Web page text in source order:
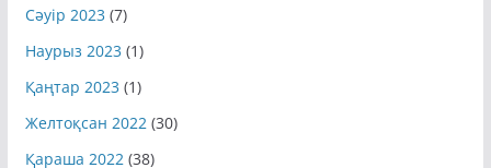
Сәуір 2023 (7)
Наурыз 2023 (1)
Қаңтар 2023 (1)
Желтоқсан 2022(30)